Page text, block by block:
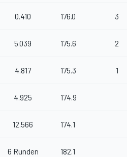
0.410 176.0 3
5.039 175.6 2
4.817 175.3 1
4.925 174.9
12.566 174.1
6 Runden 182.1